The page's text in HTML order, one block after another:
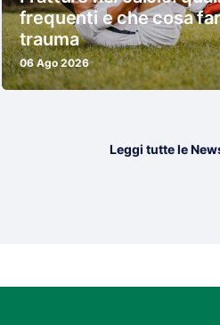
frequenti e che cosa
trauma
06 Ago 2026
Leggi tutte le